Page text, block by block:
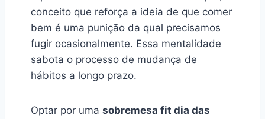
conceito que reforça a ideia de que comer
bem é uma punição da qual precisamos
fugir ocasionalmente. Essa mentalidade
sabota o processo de mudança de
hábitos a longo prazo.
Optar por uma sobremesa fit dia das